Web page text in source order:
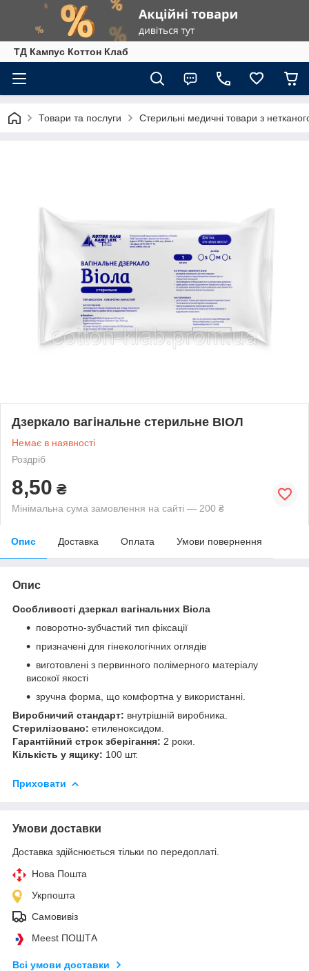
ТД Кампус Коттон Клаб
Товари та послуги Стерильні медичні товари з
Дзеркало вагінальне стерильне ВІОЛ
Немає в наявності
Роздріб
8,50 ₴
Мінімальна сума замовлення на сайті — 200 ₴
Опис Доставка Оплата Умови повернення
Опис
Особливості дзеркал вагінальних Віола
поворотно-зубчастий тип фіксації
призначені для гінекологічних оглядів
виготовлені з первинного полімерного матеріалу
високої якості
зручна форма, що комфортна у використанні.
Виробничий стандарт: внутрішній виробника.
Стерилізовано: етиленоксидом.
Гарантійний строк зберігання: 2 роки.
Кількість у ящику: 100 шт.
Приховати
Умови доставки
Доставка здійснюється тільки по передоплаті.
Нова Пошта
Укрпошта
Самовивіз
Meest ПОШТА
Всі умови доставки